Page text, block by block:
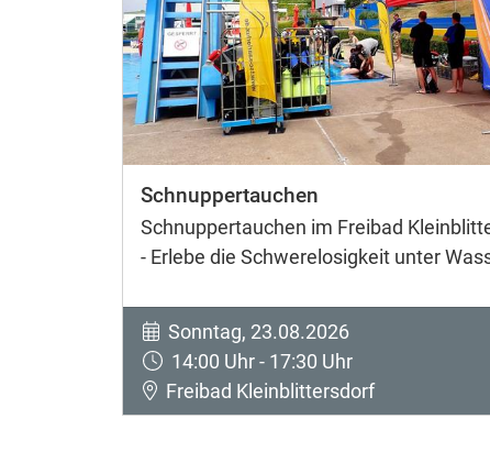
Schnuppertauchen
Schnuppertauchen im Freibad
- Erlebe die Schwerelosigkeit unter
Sonntag, 23.08.2026
14:00 Uhr - 17:30 Uhr
Freibad Kleinblittersdorf